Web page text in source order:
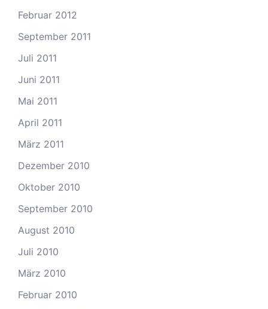
Februar 2012
September 2011
Juli 2011
Juni 2011
Mai 2011
April 2011
März 2011
Dezember 2010
Oktober 2010
September 2010
August 2010
Juli 2010
März 2010
Februar 2010